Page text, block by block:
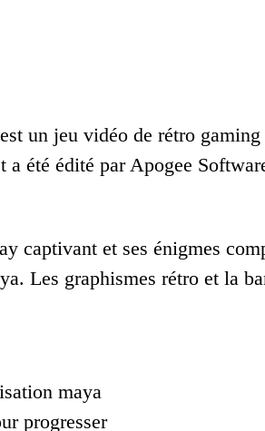
un jeu vidéo de rétro
été édité par Apogee
captivant et ses énigmes
Les graphismes rétro et la
maya
progresser